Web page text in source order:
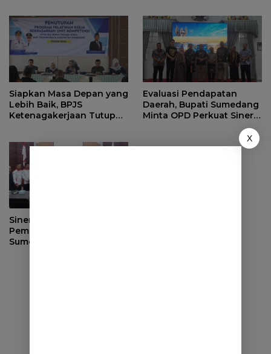
Siapkan Masa Depan yang
Lebih Baik, BPJS
Ketenagakerjaan Tutup
Evaluasi Pendapatan
Daerah, Bupati Sumedang
Minta OPD Perkuat Sinergi
Sinergi dengan
Pemerintah Desa, DPRD
Sumedang Fokus Awasi
X